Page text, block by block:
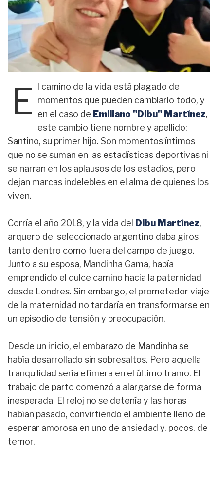
E
l camino de la vida está plagado de
momentos que pueden cambiarlo todo, y
en el caso de Emiliano "Dibu" Martínez,
este cambio tiene nombre y apellido:
Santino, su primer hijo. Son momentos íntimos
que no se suman en las estadísticas deportivas ni
se narran en los aplausos de los estadios, pero
dejan marcas indelebles en el alma de quienes los
viven.
Corría el año 2018, y la vida del Dibu Martínez,
arquero del seleccionado argentino daba giros
tanto dentro como fuera del campo de juego.
Junto a su esposa, Mandinha Gama, había
emprendido el dulce camino hacia la paternidad
desde Londres. Sin embargo, el prometedor viaje
de la maternidad no tardaría en transformarse en
un episodio de tensión y preocupación.
Desde un inicio, el embarazo de Mandinha se
había desarrollado sin sobresaltos. Pero aquella
tranquilidad sería efímera en el último tramo. El
trabajo de parto comenzó a alargarse de forma
inesperada. El reloj no se detenía y las horas
habían pasado, convirtiendo el ambiente lleno de
esperar amorosa en uno de ansiedad y, pocos, de
temor.